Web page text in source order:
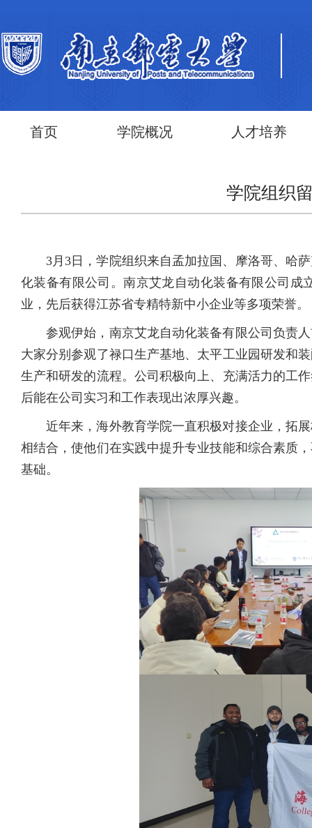
首页 学院概况 人才培养
学院组织
3月3日，学院组织来自孟加拉国、摩洛哥、哈
化装备有限公司。南京艾龙自动化装备有限公司成
业，先后获得江苏省专精特新中小企业等多项荣誉。
参观伊始，南京艾龙自动化装备有限公司负责
大家分别参观了禄口生产基地、太平工业园研发和
生产和研发的流程。公司积极向上、充满活力的工
后能在公司实习和工作表现出浓厚兴趣。
近年来，海外教育学院一直积极对接企业，拓
相结合，使他们在实践中提升专业技能和综合素质
基础。